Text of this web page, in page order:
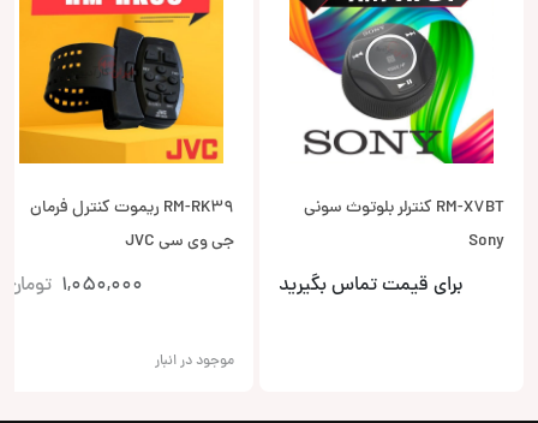
RM-X7BT کنترلر بلوتوث سونی
Sony
برای قیمت تماس بگیرید
RM-RK39 ریموت کنترل فرمان
جی وی سی JVC
1,050,000 تومان
موجود در انبار